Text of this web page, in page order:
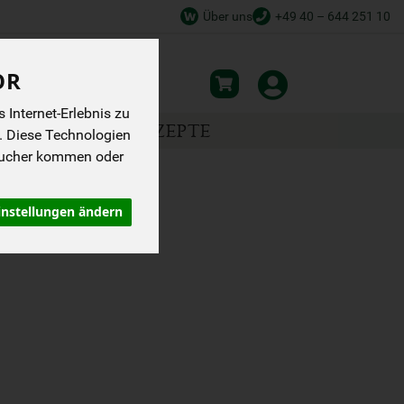
Internet-Erlebnis zu
Diese Technologien
kommen oder
ändern
+49 40 – 644 251 10
Über uns
REZEPTE